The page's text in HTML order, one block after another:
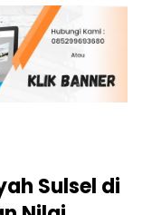
Sulsel di